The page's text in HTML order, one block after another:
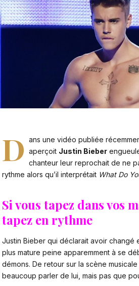
D ans une vidéo publiée
aperçoit Justin Bieber
chanteur leur reprochait de ne
rythme alors qu’il interprétait What Do
Si vous tapez dans vos
tapez en rythme
Justin Bieber qui déclarait avoir changé
plus mature peine apparemment à se
démons. De retour sur la scène
beaucoup parler de lui, mais pas que